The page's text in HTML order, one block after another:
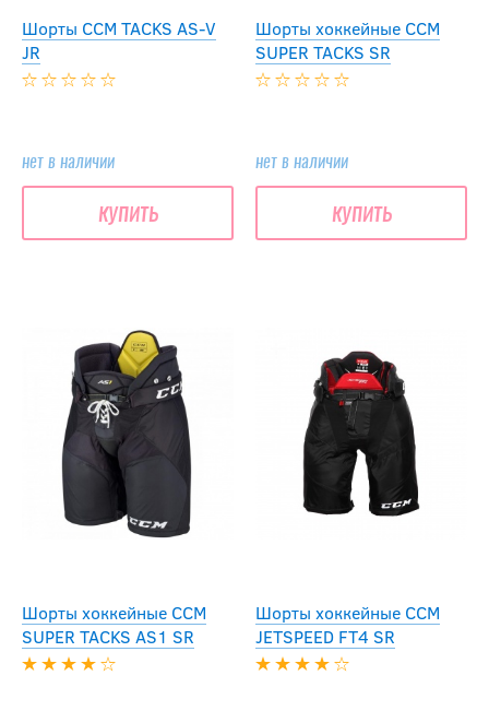
Шорты CCM TACKS AS-V
JR
нет в наличии
купить
Шорты хоккейные CCM
SUPER TACKS SR
нет в наличии
купить
Шорты хоккейные CCM
SUPER TACKS AS1 SR
Шорты хоккейные CCM
JETSPEED FT4 SR